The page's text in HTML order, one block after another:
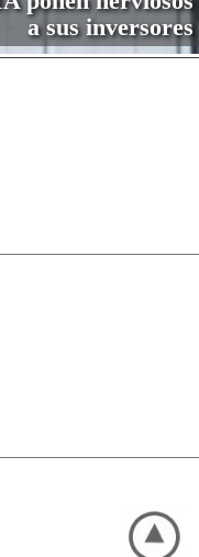
a sus inversores